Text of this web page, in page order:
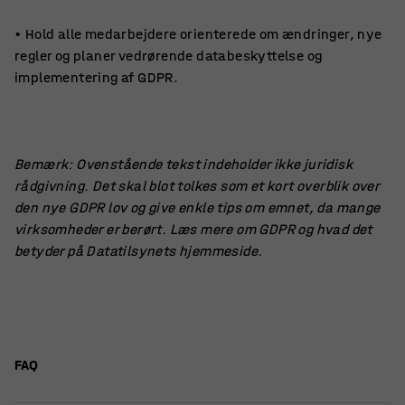
• Hold alle medarbejdere orienterede om ændringer, nye
regler og planer vedrørende databeskyttelse og
implementering af GDPR.
Bemærk: Ovenstående tekst indeholder ikke juridisk
rådgivning. Det skal blot tolkes som et kort overblik over
den nye GDPR lov og give enkle tips om emnet, da mange
virksomheder er berørt. Læs mere om GDPR og hvad det
betyder på Datatilsynets hjemmeside.
FAQ